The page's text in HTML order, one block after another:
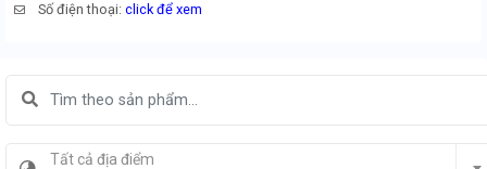
Số điện thoại:click để xem
Tất cả địa điểm